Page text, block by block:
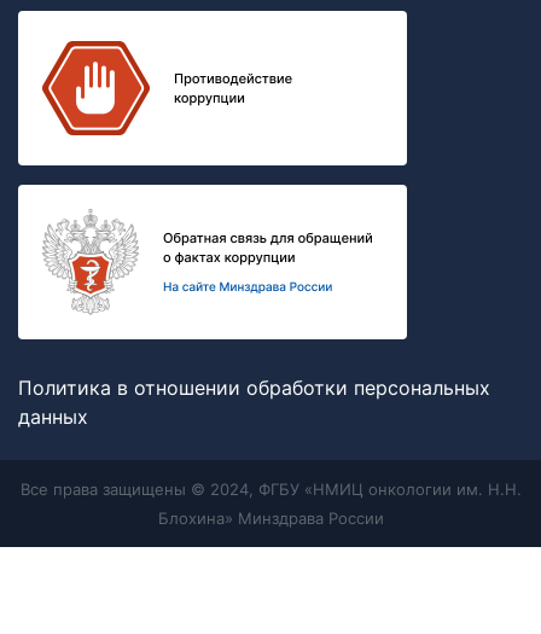
Политика в отношении обработки персональных
данных
Все права защищены © 2024, ФГБУ «НМИЦ онкологии им. Н.Н.
Блохина» Минздрава России